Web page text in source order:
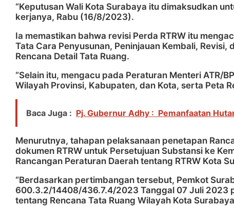
“Keputusan Wali Kota Surabaya itu dimaksudkan
kerjanya, Rabu (16/8/2023).
Ia memastikan bahwa revisi Perda RTRW itu
Tata Cara Penyusunan, Peninjauan Kembali,
Rencana Detail Tata Ruang.
“Selain itu, mengacu pada Peraturan Menteri ATR/
Wilayah Provinsi, Kabupaten, dan Kota, serta Peta
Baca Juga : Pj. Gubernur Adhy : Pemanfaatan
Menurutnya, tahapan pelaksanaan penetapan
dokumen RTRW untuk Persetujuan Substansi ke
Rancangan Peraturan Daerah tentang RTRW Kota
“Berdasarkan pertimbangan tersebut, Pemkot
600.3.2/14408/436.7.4/2023 Tanggal 07 Juli 2023
tentang Rencana Tata Ruang Wilayah Kota